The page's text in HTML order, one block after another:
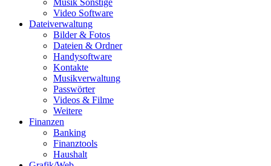
Video Software
Dateiverwaltung
Bilder & Fotos
Dateien & Ordner
Handysoftware
Kontakte
Musikverwaltung
Passwörter
Videos & Filme
Weitere
Finanzen
Banking
Finanztools
Haushalt